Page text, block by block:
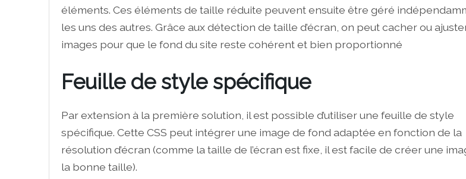
éléments. Ces éléments de taille réduite peuvent ensuite être géré
les uns des autres. Grâce aux détection de taille d’écran, on peut cacher ou
images pour que le fond du site reste cohérent et bien proportionné
Feuille de style spécifique
Par extension à la première solution, il est possible d’utiliser une feuille de style
spécifique. Cette CSS peut intégrer une image de fond adaptée en fonction de la
résolution d’écran (comme la taille de l’écran est fixe, il est facile de créer une
la bonne taille).